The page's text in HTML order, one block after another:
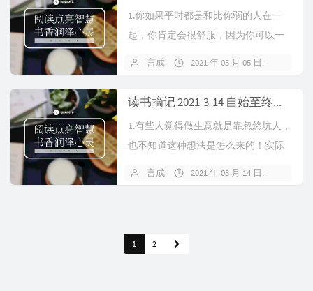
1.你如果平时都是和比你弱的人在一
起，你肯定会很舒服，因为你可以一
跟比你强的人打交道，你可...
言成 2021 年 05 月 05 日
读书摘记 2021-3-14 自始至终，让自己变好是硬道理
1.有些人觉得做生意就是靠忽悠坑人，
也不知道这种想法是怎么来的！实际
言成 2021 年 03 月 14 日
1 2